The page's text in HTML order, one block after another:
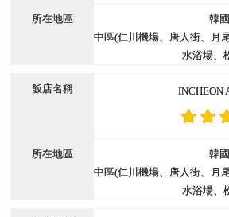
韓國
中區(仁川機場、唐人街、月
水浴場、
INCHEON
韓國
中區(仁川機場、唐人街、月
水浴場、